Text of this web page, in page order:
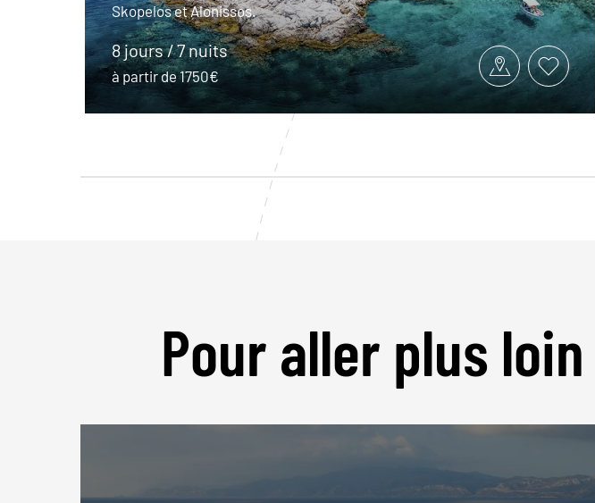
Skopelos et Alonissos.
8 jours / 7 nuits
à partir de 1750€
Pour aller plus loin